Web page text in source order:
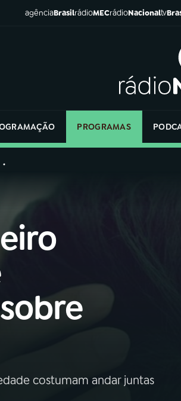
agênciaBrasilrádioMECrádioNacionaltv
PROGRAMAS
costumam andar juntas